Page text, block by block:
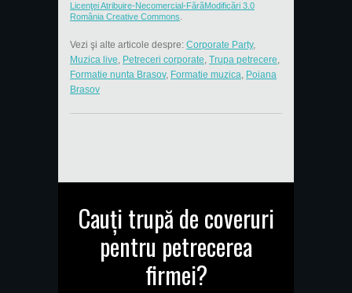
Licenţei Atribuire-Necomercial-FărăModificări 3.0
România Creative Commons
Vezi şi alte articole despre: Corporate Party,
Muzica live, Petreceri corporate, Trupa petrecere,
Formatie nunta Brasov, Formatie muzica, Poiana
Brasov
Cauți trupă de coveruri
pentru petrecerea
firmei?